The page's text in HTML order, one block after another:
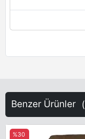
Benzer Ürünler (
%30